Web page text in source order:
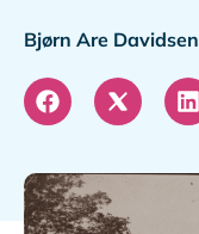
Bjørn Are Davidsen